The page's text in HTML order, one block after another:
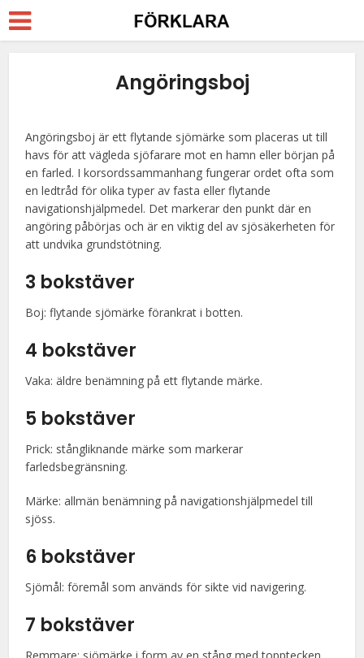
Angöringsboj
Angöringsboj är ett flytande sjömärke som placeras ut till
havs för att vägleda sjöfarare mot en hamn eller början på
en farled. I korsordssammanhang fungerar ordet ofta som
en ledtråd för olika typer av fasta eller flytande
navigationshjälpmedel. Det markerar den punkt där en
angöring påbörjas och är en viktig del av sjösäkerheten för
att undvika grundstötning.
3 bokstäver
Boj: flytande sjömärke förankrat i botten.
4 bokstäver
Vaka: äldre benämning på ett flytande märke.
5 bokstäver
Prick: stångliknande märke som markerar
farledsbegränsning.
Märke: allmän benämning på navigationshjälpmedel till
sjöss.
6 bokstäver
Sjömål: föremål som används för sikte vid navigering.
7 bokstäver